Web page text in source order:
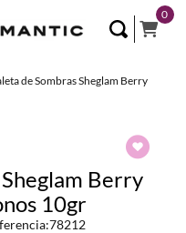
0
de Sombras Sheglam Berry
Berry
10gr
:78212